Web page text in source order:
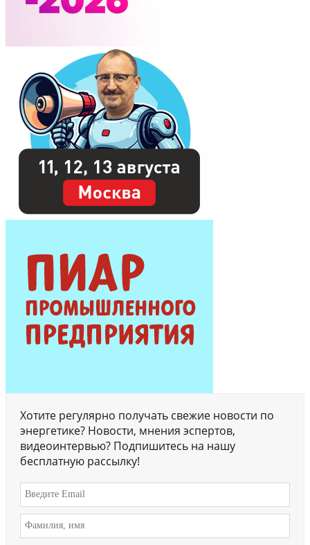
Хотите регулярно получать свежие новости по
энергетике? Новости, мнения эспертов,
видеоинтервью? Подпишитесь на нашу
бесплатную рассылку!